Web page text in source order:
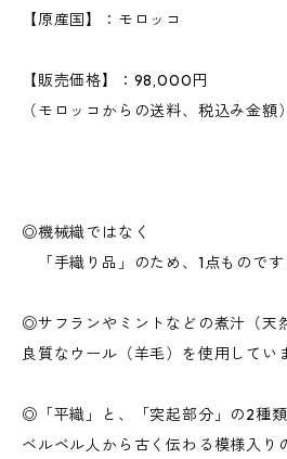
【原産国】：モロッコ
【販売価格】：98,000円
（モロッコからの送料、税込み金額）
◎機械織ではなく
「手織り品」のため、1点ものです
◎サフランやミントなどの煮汁（天
良質なウール（羊毛）を使用してい
◎「平織」と、「突起部分」の2種類
ベルベル人から古く伝わる模様入り